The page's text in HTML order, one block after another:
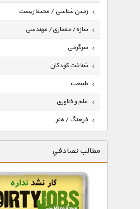
زمین شناسی / محیط زیست
سازه/ معماری/ مهندسی
سرگرمی
شناخت کودکان
طبیعت
علم و فناوری
فرهنگ / هنر
گردشگری
ماورایی
مسابقات / ورزشی
مطالب تصادفي